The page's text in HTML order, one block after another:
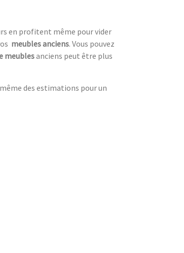
en profitent même pour vider
meubles anciens. Vous pouvez
meublesanciens peut être plus
des estimations pour un